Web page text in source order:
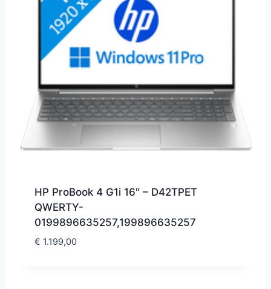
HP ProBook 4 G1i 16″ – D42TPET
QWERTY-
0199896635257,199896635257
€ 1.199,00